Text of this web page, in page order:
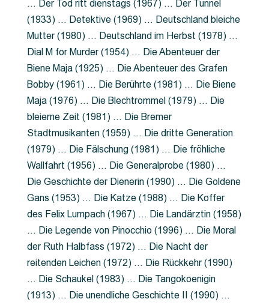
… Der Tod ritt dienstags (1967) … Der Tunnel
(1933) … Detektive (1969) … Deutschland bleiche
Mutter (1980) … Deutschland im Herbst (1978) …
Dial M for Murder (1954) … Die Abenteuer der
Biene Maja (1925) … Die Abenteuer des Grafen
Bobby (1961) … Die Berührte (1981) … Die Biene
Maja (1976) … Die Blechtrommel (1979) … Die
bleierne Zeit (1981) … Die Bremer
Stadtmusikanten (1959) … Die dritte Generation
(1979) … Die Fälschung (1981) … Die fröhliche
Wallfahrt (1956) … Die Generalprobe (1980) …
Die Geschichte der Dienerin (1990) … Die Goldene
Gans (1953) … Die Katze (1988) … Die Koffer
des Felix Lumpach (1967) … Die Landärztin (1958)
… Die Legende von Pinocchio (1996) … Die Moral
der Ruth Halbfass (1972) … Die Nacht der
reitenden Leichen (1972) … Die Rückkehr (1990)
… Die Schaukel (1983) … Die Tangokoenigin
(1913) … Die unendliche Geschichte II (1990) …